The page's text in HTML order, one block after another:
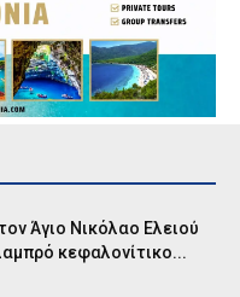
Άγιο Νικόλαο Ελειού
κεφαλονίτικο...